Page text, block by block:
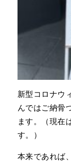
新型コロナウ
んではご納骨
ます。（現在
す。）
本来であれば